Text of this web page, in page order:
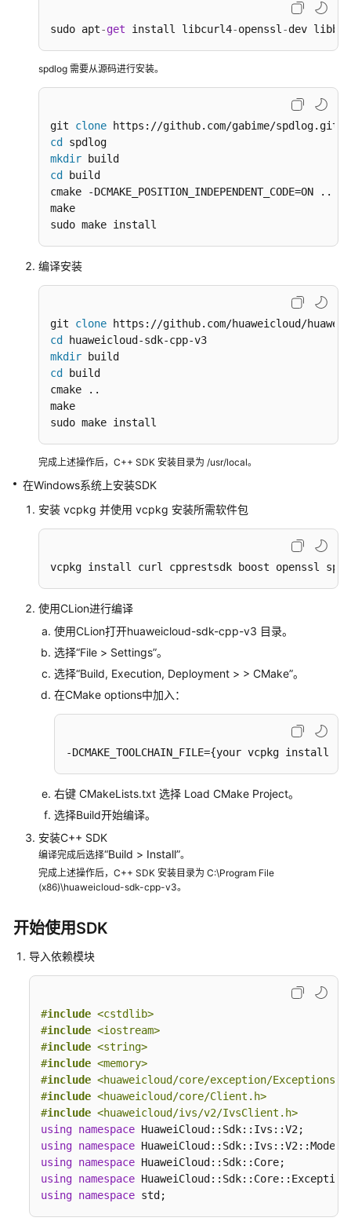
SDK
C++
SDK
践
通
用
参
语
议
（SLA）
书
源
sudo apt-get install libcurl4-openssl-dev
spdlog 需要从源码进行安装。
git clone
cd
mkdir
cd
build
cmake -DCMAKE_POSITION_INDEPENDENT_CODE=ON
make
sudo make install
编译安装
git clone
cd
mkdir
cd
build
cmake ..
make
sudo make install
完成上述操作后，C++ SDK 安装目录为 /usr/local。
在Windows系统上安装SDK
安装 vcpkg 并使用 vcpkg 安装所需软件包
vcpkg install curl cpprestsdk boost openssl
使用CLion进行编译
使用CLion打开huaweicloud-sdk-cpp-v3 目录。
选择“File > Settings”。
选择“Build, Execution, Deployment > > CMake”。
在CMake options中加入：
-DCMAKE_TOOLCHAIN_FILE={your vcpkg install
右键 CMakeLists.txt 选择 Load CMake Project。
选择Build开始编译。
安装C++ SDK
编译完成后选择“Build > Install”。
完成上述操作后，C++ SDK 安装目录为 C:\Program File
(x86)\huaweicloud-sdk-cpp-v3。
开始使用SDK
导入依赖模块
#include <cstdlib>
#include <iostream>
#include <string>
#include <memory>
#include <huaweicloud/core/exception/
#include <huaweicloud/core/Client.h>
#include <huaweicloud/ivs/v2/IvsClient.h>
using namespace
using namespace
using namespace
using namespace
using namespace std;